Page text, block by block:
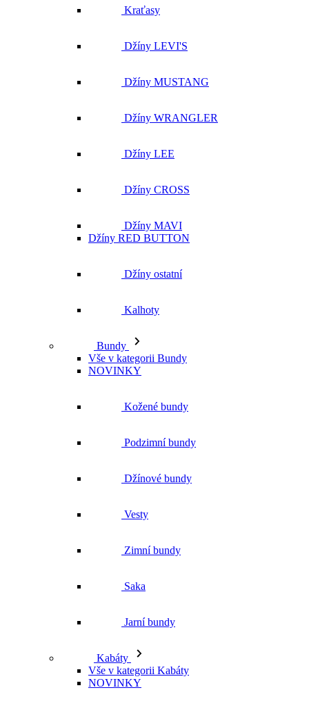
Kraťasy
Džíny LEVI'S
Džíny MUSTANG
Džíny WRANGLER
Džíny LEE
Džíny CROSS
Džíny MAVI
Džíny RED BUTTON
Džíny ostatní
Kalhoty
Bundy
Vše v kategorii Bundy
NOVINKY
Kožené bundy
Podzimní bundy
Džínové bundy
Vesty
Zimní bundy
Saka
Jarní bundy
Kabáty
Vše v kategorii Kabáty
NOVINKY